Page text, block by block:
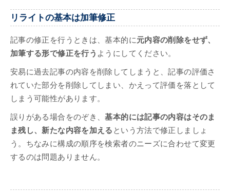
リライトの基本は加筆修正
記事の修正を行うときは、基本的に元内容の削除をせず、
加筆する形で修正を行う ようにしてください。
安易に過去記事の内容を削除してしまうと、記事の評価さ
れていた部分を削除してしまい、かえって評価を落として
しまう可能性があります。
誤りがある場合をのぞき、基本的には記事の内容はそのま
ま残し、新たな内容を加える という方法で修正しましょ
う。ちなみに構成の順序を検索者のニーズに合わせて変更
するのは問題ありません。